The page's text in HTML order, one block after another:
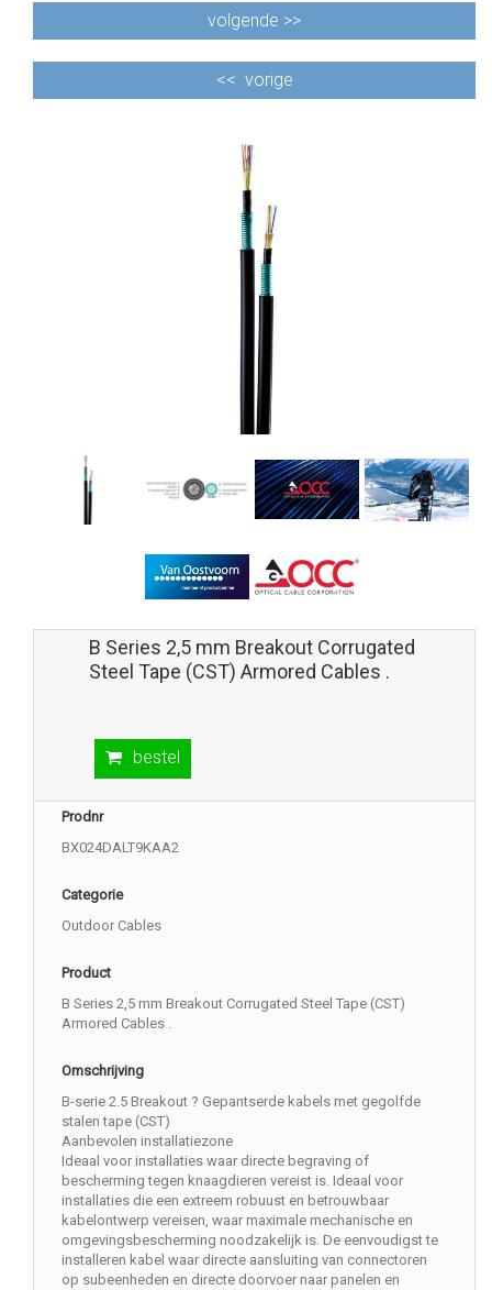
volgende >>
<< vorige
B Series 2,5 mm Breakout Corrugated
Steel Tape (CST) Armored Cables .
bestel
Prodnr
BX024DALT9KAA2
Categorie
Outdoor Cables
Product
B Series 2,5 mm Breakout Corrugated Steel Tape (CST)
Armored Cables .
Omschrijving
B-serie 2.5 Breakout ? Gepantserde kabels met gegolfde
stalen tape (CST)
Aanbevolen installatiezone
Ideaal voor installaties waar directe begraving of
bescherming tegen knaagdieren vereist is. Ideaal voor
installaties die een extreem robuust en betrouwbaar
kabelontwerp vereisen, waar maximale mechanische en
omgevingsbescherming noodzakelijk is. De eenvoudigst te
installeren kabel waar directe aansluiting van connectoren
op subeenheden en directe doorvoer naar panelen en